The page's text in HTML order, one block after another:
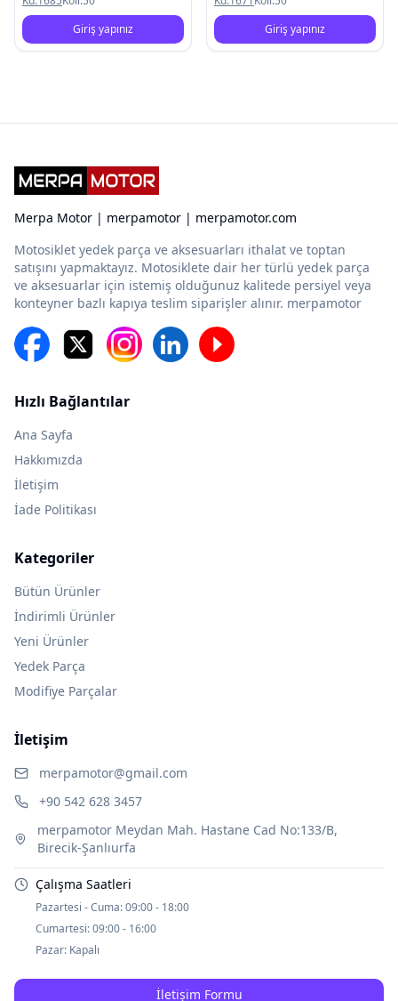
Giriş yapınız
Giriş yapınız
Merpa Motor | merpamotor | merpamotor.com
Motosiklet yedek parça ve aksesuarları ithalat ve toptan
satışını yapmaktayız. Motosiklete dair her türlü yedek parça
ve aksesuarlar için istemiş olduğunuz kalitede persiyel veya
konteyner bazlı kapıya teslim siparişler alınır. merpamotor
Hızlı Bağlantılar
Ana Sayfa
Hakkımızda
İletişim
İade Politikası
Kategoriler
Bütün Ürünler
İndirimli Ürünler
Yeni Ürünler
Yedek Parça
Modifiye Parçalar
İletişim
merpamotor@gmail.com
+90 542 628 3457
merpamotor Meydan Mah. Hastane Cad No:133/B,
Birecik-Şanlıurfa
Çalışma Saatleri
Pazartesi - Cuma:09:00 - 18:00
Cumartesi:09:00 - 16:00
Pazar: Kapalı
İletişim Formu